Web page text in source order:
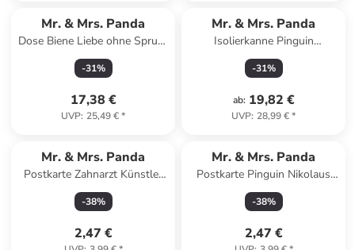
Mr. & Mrs. Panda
Dose Biene Liebe ohne Spruch
in Gelb Pastell
-31%
17,38 €
UVP: 25,49 €*
Mr. & Mrs. Panda
Isolierkanne Pinguin
Weihnachtsbaum ohne
Spruch in Transparent
-31%
ab: 19,82 €
UVP: 28,99 €*
Mr. & Mrs. Panda
Postkarte Zahnarzt Künstler
mit Spruch in Weiß
-38%
2,47 €
Mr. & Mrs. Panda
Postkarte Pinguin Nikolaus
mit Spruch in Weiß
-38%
2,47 €